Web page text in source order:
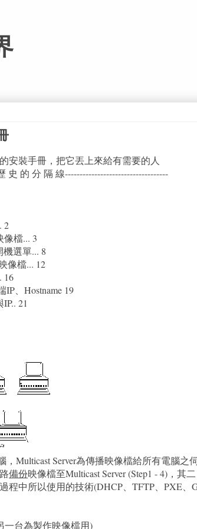
安裝手冊，把它丟上來給有需要的人
史 的 分 隔 線-----------------------------------
2
像檔... 3
機選單... 8
像檔... 12
16
IP、Hostname 19
21
，Multicast Server為傳播映像檔給所有電腦之
備份映像檔至Multicast Server (Step1 - 4)，其
程中所以使用的技術(DHCP、TFTP、PXE、
一台為製作映像檔用)